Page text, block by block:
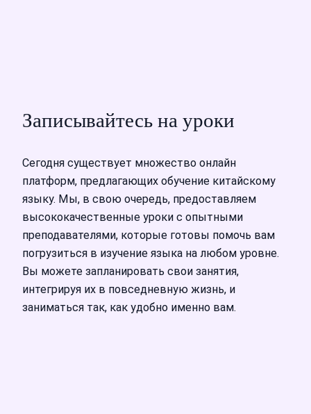
Записывайтесь на уроки
Сегодня существует множество онлайн
платформ, предлагающих обучение китайскому
языку. Мы, в свою очередь, предоставляем
высококачественные уроки с опытными
преподавателями, которые готовы помочь вам
погрузиться в изучение языка на любом уровне.
Вы можете запланировать свои занятия,
интегрируя их в повседневную жизнь, и
заниматься так, как удобно именно вам.